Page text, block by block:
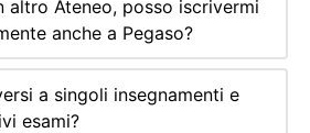
altro Ateneo, posso iscrivermi
anche a Pegaso?
a singoli insegnamenti e
esami?